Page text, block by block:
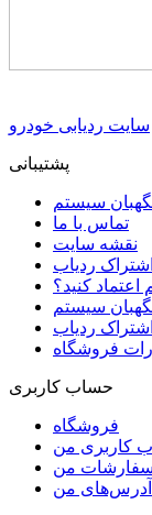
سایت ردیابی خودرو
پشتیبانی
سیستم
تماس با ما
نقشه سایت
اعتماد کنید؟
سیستم
فروشگاه
حساب کاربری
فروشگاه
کاربری من
سفارشات من
آدرس‌های من